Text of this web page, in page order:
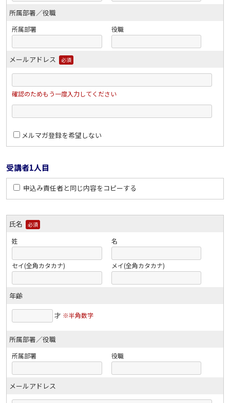
所属部署／役職
所属部署 役職
メールアドレス 必須
確認のためもう一度入力してください
メルマガ登録を希望しない
受講者1人目
申込み責任者と同じ内容をコピーする
氏名 必須
姓 名
セイ(全角カタカナ) メイ(全角カタカナ)
年齢
才 ※半角数字
所属部署／役職
所属部署 役職
メールアドレス